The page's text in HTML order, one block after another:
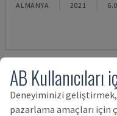
ALMANYA 2021
AB
Deneyiminizi geliştirmek,
pazarlama amaçları için